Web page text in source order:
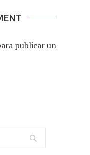
publicar un